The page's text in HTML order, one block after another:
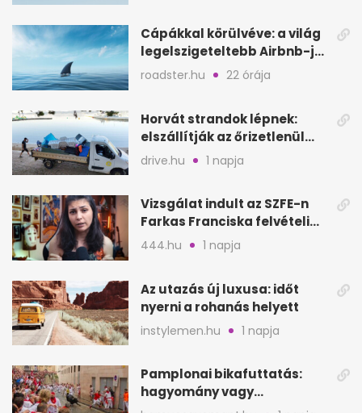
Cápákkal körülvéve: a világ
legelszigeteltebb Airbnb-je
a nyílt tengeren
roadster.hu 22 órája
Horvát strandok lépnek:
elszállítják az őrizetlenül
hagyott törölközőket
drive.hu 1 napja
Vizsgálat indult az SZFE-n
Farkas Franciska felvételi
videója után
444.hu 1 napja
Az utazás új luxusa: időt
nyerni a rohanás helyett
instylemen.hu 1 napja
Pamplonai bikafuttatás:
hagyomány vagy
értelmetlen vérontás?